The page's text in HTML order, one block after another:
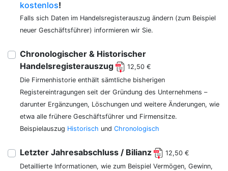
kostenlos!
Falls sich Daten im Handelsregisterauszug ändern (zum Beispiel
neuer Geschäftsführer) informieren wir Sie.
Chronologischer & Historischer
Handelsregisterauszug
12,50 €
Die Firmenhistorie enthält sämtliche bisherigen
Registereintragungen seit der Gründung des Unternehmens –
darunter Ergänzungen, Löschungen und weitere Änderungen, wie
etwa alle frühere Geschäftsführer und Firmensitze.
Beispielauszug Historisch und Chronologisch
Letzter Jahresabschluss / Bilianz
12,50 €
Detaillierte Informationen, wie zum Beispiel Vermögen, Gewinn,